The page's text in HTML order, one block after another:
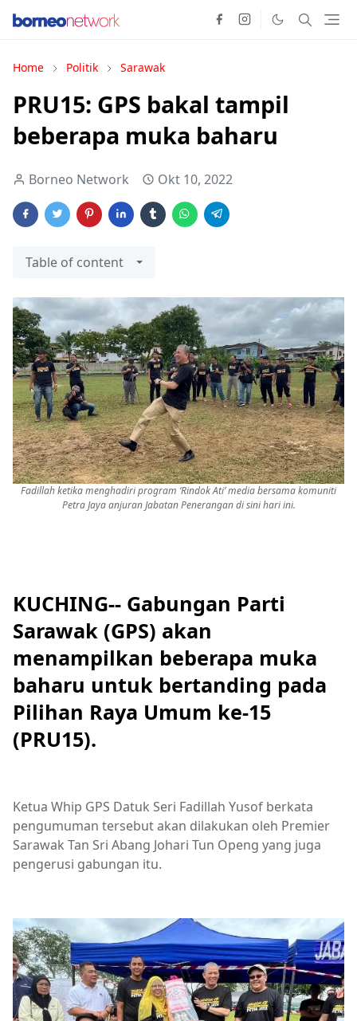
Home Politik Sarawak
PRU15: GPS bakal tampil
beberapa muka baharu
Borneo Network Okt 10, 2022
Table of content
Fadillah ketika menghadiri program ‘Rindok Ati’ media bersama komuniti
Petra Jaya anjuran Jabatan Penerangan di sini hari ini.
KUCHING-- Gabungan Parti
Sarawak (GPS) akan
menampilkan beberapa muka
baharu untuk bertanding pada
Pilihan Raya Umum ke-15
(PRU15).
Ketua Whip GPS Datuk Seri Fadillah Yusof berkata
pengumuman tersebut akan dilakukan oleh Premier
Sarawak Tan Sri Abang Johari Tun Openg yang juga
pengerusi gabungan itu.